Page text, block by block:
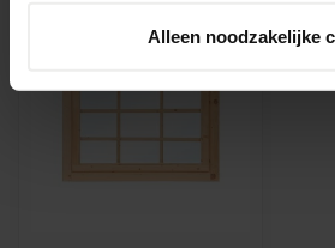
Alleen noodzakelijke